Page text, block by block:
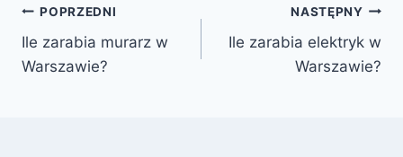
Nawigacja
wpisu
POPRZEDNI
Ile zarabia murarz w
Warszawie?
NASTĘPNY
Ile zarabia elektryk w
Warszawie?